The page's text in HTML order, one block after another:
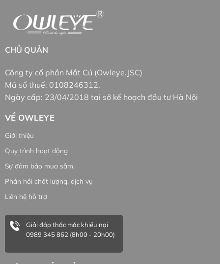
Trong suốt quá trình lắp đặt các dòng sản phẩm
đèn led ô tô đội ngũ Owleye nhận thấy một xu
hướng tiêu dùng khá đặc biệt đó chính là “khách
hàng thường có yêu cầu thay thế ánh sáng trắng
Người dùng thường bỏ qua tính hữu dụng đặc trưng
cho một chức năng cụ thể.
bóng đèn led ổn định nhất với thiết kế nhỏ gọn lắp
đặt phù hợp cho mọi dòng xe. Công suất tiêu thụ
GXP, gom sáng chiếu xa chấp tất mọi đối thủ trên
thị trường. Nhưng ánh sáng trắng cũng có mặt hạn
chế của nó…
trong điều kiện thời tiết có mưa thì tất cả các mẫu
bóng led ô tô trên thị trường đều không bám đường,
chuyển sang màu sẫm, ánh sáng khó phản xạ trở lại
CHỦ QUẢN
Công ty cổ phần Mắt Cú (Owleye.JSC)
Mã số thuế: 0108246312.
Ngày cấp: 23/04/2018 tại sở kế hoạch đầu tư Hà Nội
VỀ OWLEYE
Giới thiệu
Quy trình hoạt động
Sự đảm bảo mua sắm.
Phản hồi chất lượng, dịch vụ
Liên hệ hỗ trợ
Giải đáp thắc mắc khiếu nại
0989 345 862 (8h00 - 20h00)